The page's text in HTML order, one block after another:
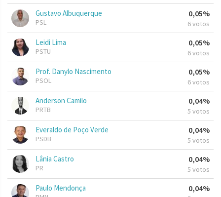
Gustavo Albuquerque
PSL
0,05%
6 votos
Leidi Lima
PSTU
0,05%
6 votos
Prof. Danylo Nascimento
PSOL
0,05%
6 votos
Anderson Camilo
PRTB
0,04%
5 votos
Everaldo de Poço Verde
PSDB
0,04%
5 votos
Lânia Castro
PR
0,04%
5 votos
Paulo Mendonça 0,04%